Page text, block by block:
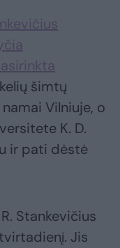
šimtų
Vilniuje, o
K. D.
ir pati dėstė
Stankevičius
Jis